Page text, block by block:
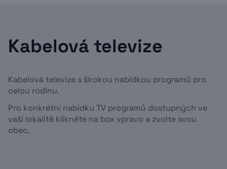
Kabelová televize
Kabelová televize s širokou nabídkou programů pro
celou rodinu.
Pro konkrétní nabídku TV programů dostupných ve
vaší lokalitě klikněte na box vpravo a zvolte svou
obec.